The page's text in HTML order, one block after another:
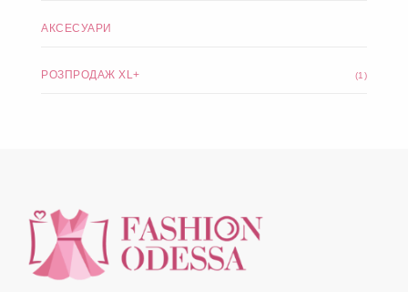
АКСЕСУАРИ
РОЗПРОДАЖ XL+ (1)